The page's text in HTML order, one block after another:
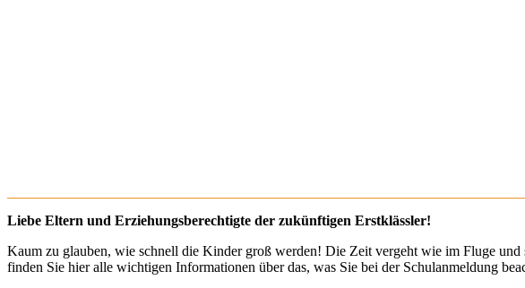
Liebe Eltern und Erziehungsberechtigte der zukünftigen Erstklässler!
Kaum zu glauben, wie schnell die Kinder groß werden! Die Zeit vergeht wie im Fluge
finden Sie hier alle wichtigen Informationen über das, was Sie bei der Schulanmeldung